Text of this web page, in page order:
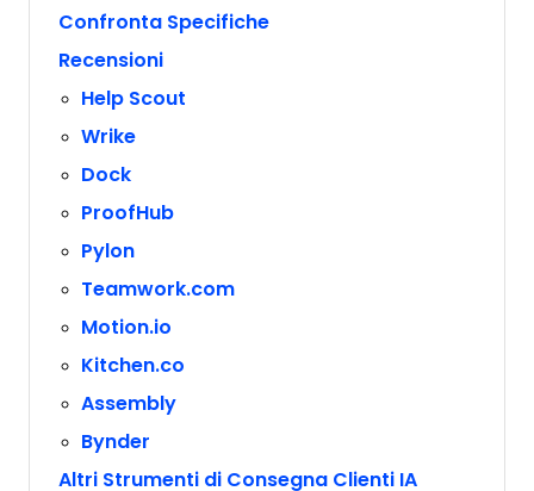
Confronta Specifiche
Recensioni
Help Scout
Wrike
Dock
ProofHub
Pylon
Teamwork.com
Motion.io
Kitchen.co
Assembly
Bynder
Altri Strumenti di Consegna Clienti IA